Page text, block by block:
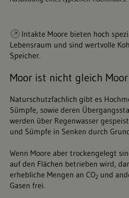
Intakte Moore bieten hoch
Lebensraum und sind wertvolle
Speicher.
Moor ist nicht gleich Moor
Naturschutzfachlich gibt es
Sümpfe, sowie deren
werden über Regenwasser
und Sümpfe in Senken durch
Wenn Moore aber trockengelegt
auf den Flächen betrieben wird,
erhebliche Mengen an CO2 und
Gasen frei.